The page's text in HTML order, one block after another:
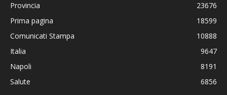
Provincia
23676
Prima pagina
18599
Comunicati Stampa
10888
Italia
9647
Napoli
8191
Salute
6856